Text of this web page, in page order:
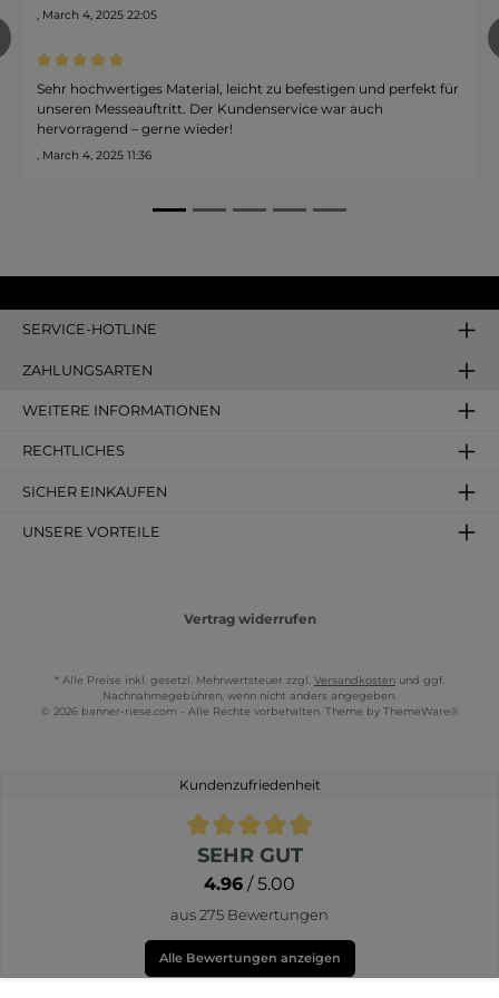
, March 4, 2025 22:05
Durchschnittliche Bewertung von 5 von 5 Sternen
Sehr hochwertiges Material, leicht zu befestigen und perfekt für
unseren Messeauftritt. Der Kundenservice war auch
hervorragend – gerne wieder!
, March 4, 2025 11:36
SERVICE-HOTLINE
ZAHLUNGSARTEN
WEITERE INFORMATIONEN
RECHTLICHES
SICHER EINKAUFEN
UNSERE VORTEILE
Vertrag widerrufen
* Alle Preise inkl. gesetzl. Mehrwertsteuer zzgl. Versandkosten und ggf.
Nachnahmegebühren, wenn nicht anders angegeben.
© 2026 banner-riese.com - Alle Rechte vorbehalten. Theme by ThemeWare®
Kundenzufriedenheit
Durchschnittliche Bewertung von 4.9 von 5 Sternen
SEHR GUT
4.96 / 5.00
aus 275 Bewertungen
Alle Bewertungen anzeigen